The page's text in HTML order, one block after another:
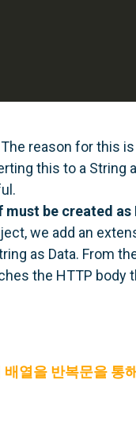
reason for this
this to a String
must be created as
we add an
as Data. From
the HTTP body
열을 반복문을 통